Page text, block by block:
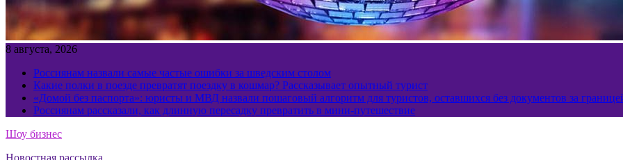
8 августа, 2026
Россиянам назвали самые частые ошибки за шведским столом
Какие полки в поезде превратят поездку в кошмар? Рассказывает опытный турист
«Домой без паспорта»: юристы и МВД назвали пошаговый алгоритм для туристов, оставшихся без документов за
Россиянам рассказали, как длинную пересадку превратить в мини-путешествие
Шоу бизнес
Новостная рассылка